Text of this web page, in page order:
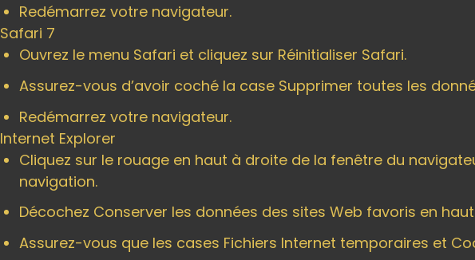
Redémarrez votre navigateur.
Safari 7
Ouvrez le menu Safari et cliquez sur Réinitialiser Safari.
Assurez-vous d’avoir coché la case Supprimer toutes les
Redémarrez votre navigateur.
Internet Explorer
Cliquez sur le rouage en haut à droite de la fenêtre du
navigation.
Décochez Conserver les données des sites Web favoris en
Assurez-vous que les cases Fichiers Internet temporaires et